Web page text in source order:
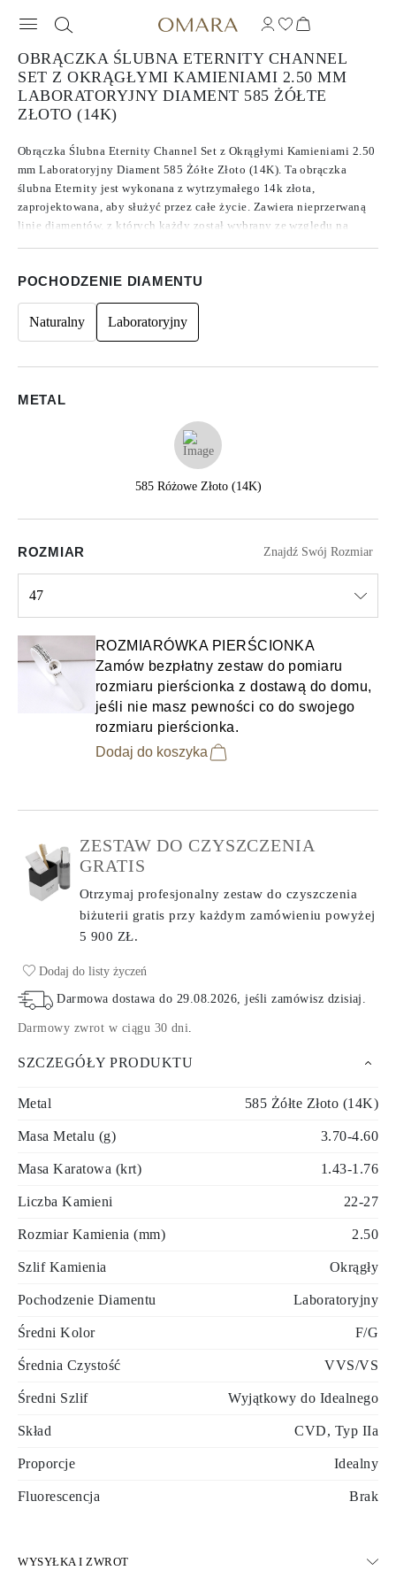
OBRĄCZKA ŚLUBNA ETERNITY CHANNEL
SET Z OKRĄGŁYMI KAMIENIAMI 2.50 MM
LABORATORYJNY DIAMENT 585 ŻÓŁTE
ZŁOTO (14K)
Obrączka Ślubna Eternity Channel Set z Okrągłymi Kamieniami 2.50
mm Laboratoryjny Diament 585 Żółte Złoto (14K). Ta obrączka
ślubna Eternity jest wykonana z wytrzymałego 14k złota,
zaprojektowana, aby służyć przez całe życie. Zawiera nieprzerwaną
linię diamentów, z których każdy został wybrany ze względu na
niezwykły blask, który poprawia ogólny wygląd obrączki.
POCHODZENIE DIAMENTU
Naturalny Laboratoryjny
METAL
585 Różowe Złoto (14K)
ROZMIAR Znajdź Swój Rozmiar
47
ROZMIARÓWKA PIERŚCIONKA
Zamów bezpłatny zestaw do pomiaru
rozmiaru pierścionka z dostawą do domu,
jeśli nie masz pewności co do swojego
rozmiaru pierścionka.
Dodaj do koszyka
ZESTAW DO CZYSZCZENIA
GRATIS
Otrzymaj profesjonalny zestaw do czyszczenia
biżuterii gratis przy każdym zamówieniupowyżej
5 900 ZŁ.
Dodaj do listy życzeń
Darmowa dostawa do 29.08.2026, jeśli zamówisz dzisiaj .
Darmowy zwrot w ciągu 30 dni.
SZCZEGÓŁY PRODUKTU
Metal 585 Żółte Złoto (14K)
Masa Metalu (g) 3.70-4.60
Masa Karatowa (krt) 1.43-1.76
Liczba Kamieni 22-27
Rozmiar Kamienia (mm) 2.50
Szlif Kamienia Okrągły
Pochodzenie Diamentu Laboratoryjny
Średni Kolor F/G
Średnia Czystość VVS/VS
Średni Szlif Wyjątkowy do Idealnego
Skład CVD, Typ IIa
Proporcje Idealny
Fluorescencja Brak
WYSYŁKA I ZWROT